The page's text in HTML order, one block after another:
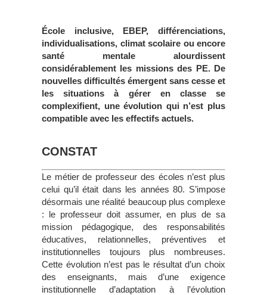
École inclusive, EBEP, différenciations,
individualisations, climat scolaire ou encore
santé mentale alourdissent
considérablement les missions des PE. De
nouvelles difficultés émergent sans cesse et
les situations à gérer en classe se
complexifient, une évolution qui n’est plus
compatible avec les effectifs actuels.
CONSTAT
Le métier de professeur des écoles n’est plus
celui qu’il était dans les années 80. S’impose
désormais une réalité beaucoup plus complexe
: le professeur doit assumer, en plus de sa
mission pédagogique, des responsabilités
éducatives, relationnelles, préventives et
institutionnelles toujours plus nombreuses.
Cette évolution n’est pas le résultat d’un choix
des enseignants, mais d’une exigence
institutionnelle d’adaptation à l’évolution